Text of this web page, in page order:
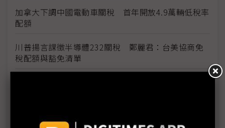
加拿大下調中國電動車關稅 首年開放4.9萬輛低稅率
配額
川普揚言課徵半導體232關稅 鄭麗君：台美協商免
稅配額與豁免清單
台灣汽車零件輸美稅率大降 東陽、堤維西等零組件